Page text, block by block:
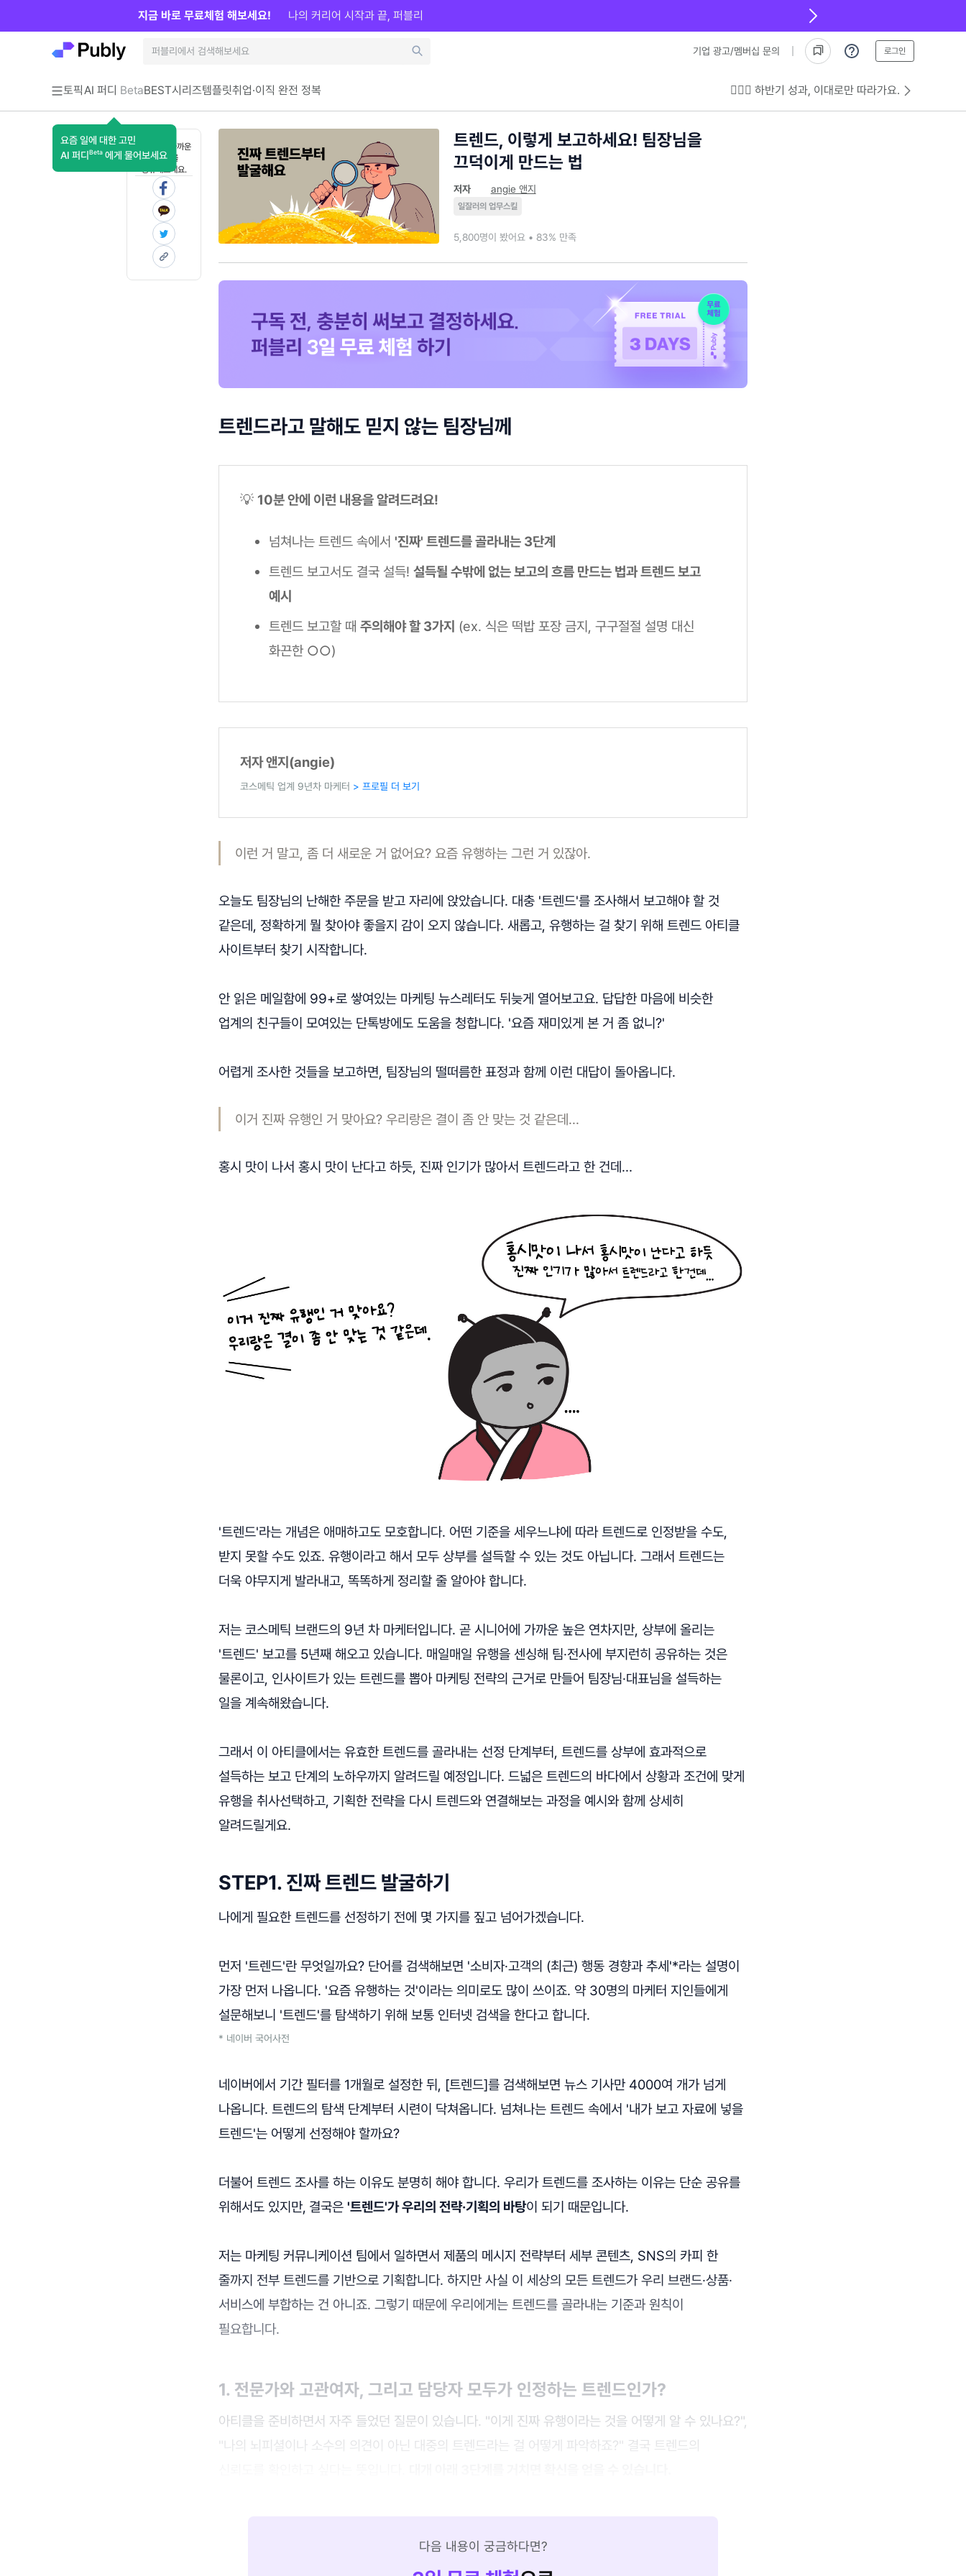
기업 광고/멤버십 문의 로그인
토픽AI 퍼디 Beta
요즘 일에 대한 고민
AI 퍼디 Beta 에게 물어보세요
BEST시리즈템플릿취업·이직 완전 정복 💁🏻‍♂️ 하반기 성과, 이대로만 따라가요.
지금 바로 무료체험 해보세요! 나의 커리어 시작과 끝, 퍼블리
혼자 보기 아까운
콘텐츠를
공유해보세요.
트렌드, 이렇게 보고하세요! 팀장님을
끄덕이게 만드는 법
저자 angie 앤지
일잘러의 업무스킬
5,800명이 봤어요 • 83% 만족
트렌드라고 말해도 믿지 않는 팀장님께
💡 10분 안에 이런 내용을 알려드려요!
넘쳐나는 트렌드 속에서 '진짜' 트렌드를 골라내는 3단계
트렌드 보고서도 결국 설득! 설득될 수밖에 없는 보고의 흐름 만드는 법과 트렌드 보고
예시
트렌드 보고할 때 주의해야 할 3가지 (ex. 식은 떡밥 포장 금지, 구구절절 설명 대신
화끈한 ○○)
저자 앤지(angie)
코스메틱 업계 9년차 마케터 > 프로필 더 보기
이런 거 말고, 좀 더 새로운 거 없어요? 요즘 유행하는 그런 거 있잖아.
오늘도 팀장님의 난해한 주문을 받고 자리에 앉았습니다. 대충 '트렌드'를 조사해서 보고해야 할 것
같은데, 정확하게 뭘 찾아야 좋을지 감이 오지 않습니다. 새롭고, 유행하는 걸 찾기 위해 트렌드 아티클
사이트부터 찾기 시작합니다.
안 읽은 메일함에 99+로 쌓여있는 마케팅 뉴스레터도 뒤늦게 열어보고요. 답답한 마음에 비슷한
업계의 친구들이 모여있는 단톡방에도 도움을 청합니다. '요즘 재미있게 본 거 좀 없니?'
어렵게 조사한 것들을 보고하면, 팀장님의 떨떠름한 표정과 함께 이런 대답이 돌아옵니다.
이거 진짜 유행인 거 맞아요? 우리랑은 결이 좀 안 맞는 것 같은데...
홍시 맛이 나서 홍시 맛이 난다고 하듯, 진짜 인기가 많아서 트렌드라고 한 건데…
'트렌드'라는 개념은 애매하고도 모호합니다. 어떤 기준을 세우느냐에 따라 트렌드로 인정받을 수도,
받지 못할 수도 있죠. 유행이라고 해서 모두 상부를 설득할 수 있는 것도 아닙니다. 그래서 트렌드는
더욱 야무지게 발라내고, 똑똑하게 정리할 줄 알아야 합니다.
저는 코스메틱 브랜드의 9년 차 마케터입니다. 곧 시니어에 가까운 높은 연차지만, 상부에 올리는
'트렌드' 보고를 5년째 해오고 있습니다. 매일매일 유행을 센싱해 팀·전사에 부지런히 공유하는 것은
물론이고, 인사이트가 있는 트렌드를 뽑아 마케팅 전략의 근거로 만들어 팀장님·대표님을 설득하는
일을 계속해왔습니다.
그래서 이 아티클에서는 유효한 트렌드를 골라내는 선정 단계부터, 트렌드를 상부에 효과적으로
설득하는 보고 단계의 노하우까지 알려드릴 예정입니다. 드넓은 트렌드의 바다에서 상황과 조건에 맞게
유행을 취사선택하고, 기획한 전략을 다시 트렌드와 연결해보는 과정을 예시와 함께 상세히
알려드릴게요.
STEP1. 진짜 트렌드 발굴하기
나에게 필요한 트렌드를 선정하기 전에 몇 가지를 짚고 넘어가겠습니다.
먼저 '트렌드'란 무엇일까요? 단어를 검색해보면 '소비자·고객의 (최근) 행동 경향과 추세'*라는 설명이
가장 먼저 나옵니다. '요즘 유행하는 것'이라는 의미로도 많이 쓰이죠. 약 30명의 마케터 지인들에게
설문해보니 '트렌드'를 탐색하기 위해 보통 인터넷 검색을 한다고 합니다.
* 네이버 국어사전
네이버에서 기간 필터를 1개월로 설정한 뒤, [트렌드]를 검색해보면 뉴스 기사만 4000여 개가 넘게
나옵니다. 트렌드의 탐색 단계부터 시련이 닥쳐옵니다. 넘쳐나는 트렌드 속에서 '내가 보고 자료에 넣을
트렌드'는 어떻게 선정해야 할까요?
더불어 트렌드 조사를 하는 이유도 분명히 해야 합니다. 우리가 트렌드를 조사하는 이유는 단순 공유를
위해서도 있지만, 결국은 '트렌드'가 우리의 전략·기획의 바탕이 되기 때문입니다.
저는 마케팅 커뮤니케이션 팀에서 일하면서 제품의 메시지 전략부터 세부 콘텐츠, SNS의 카피 한
줄까지 전부 트렌드를 기반으로 기획합니다. 하지만 사실 이 세상의 모든 트렌드가 우리 브랜드·상품·
서비스에 부합하는 건 아니죠. 그렇기 때문에 우리에게는 트렌드를 골라내는 기준과 원칙이
필요합니다.
1. 전문가와 고관여자, 그리고 담당자 모두가 인정하는 트렌드인가?
아티클을 준비하면서 자주 들었던 질문이 있습니다. "이게 진짜 유행이라는 것을 어떻게 알 수 있나요?",
"나의 뇌피셜이나 소수의 의견이 아닌 대중의 트렌드라는 걸 어떻게 파악하죠?" 결국 트렌드의
다음 내용이 궁금하다면?